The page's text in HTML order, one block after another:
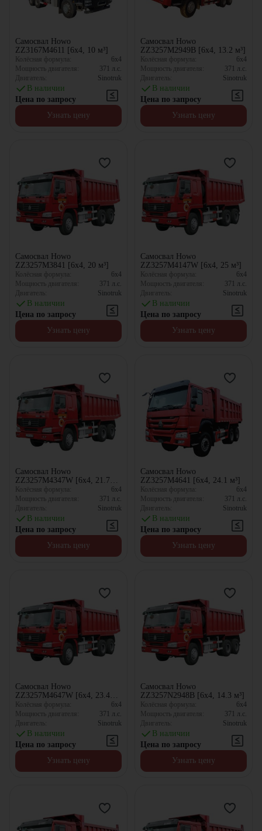
Самосвал Howo
ZZ3167M4611 [6x4, 10 м³]
Колёсная формула:
6x4
Мощность двигателя:
371 л.с.
Двигатель:
Sinotruk
В наличии
Цена по запросу
Узнать цену
Самосвал Howo
ZZ3257M2949B [6x4, 13.2 м³]
Колёсная формула:
6x4
Мощность двигателя:
371 л.с.
Двигатель:
Sinotruk
В наличии
Цена по запросу
Узнать цену
Самосвал Howo
ZZ3257M3841 [6x4, 20 м³]
Колёсная формула:
6x4
Мощность двигателя:
371 л.с.
Двигатель:
Sinotruk
В наличии
Цена по запросу
Узнать цену
Самосвал Howo
ZZ3257M4147W [6x4, 25 м³]
Колёсная формула:
6x4
Мощность двигателя:
371 л.с.
Двигатель:
Sinotruk
В наличии
Цена по запросу
Узнать цену
Самосвал Howo
ZZ3257M4347W [6x4, 21.7
м³]
Колёсная формула:
6x4
Мощность двигателя:
371 л.с.
Двигатель:
Sinotruk
В наличии
Цена по запросу
Узнать цену
Самосвал Howo
ZZ3257M4641 [6x4, 24.1 м³]
Колёсная формула:
6x4
Мощность двигателя:
371 л.с.
Двигатель:
Sinotruk
В наличии
Цена по запросу
Узнать цену
Самосвал Howo
ZZ3257M4647W [6x4, 23.4
м³]
Колёсная формула:
6x4
Мощность двигателя:
371 л.с.
Двигатель:
Sinotruk
В наличии
Цена по запросу
Узнать цену
Самосвал Howo
ZZ3257N2948B [6x4, 14.3 м³]
Колёсная формула:
6x4
Мощность двигателя:
371 л.с.
Двигатель:
Sinotruk
В наличии
Цена по запросу
Узнать цену